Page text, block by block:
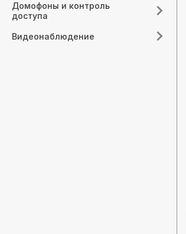
Домофоны и контроль
доступа
Видеонаблюдение